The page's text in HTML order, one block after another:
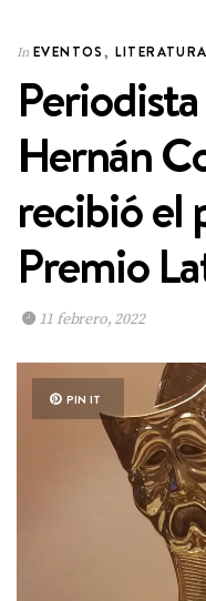
In EVENTOS, LITERATURA
Hernán
recibió el
Premio
11 febrero, 2022
PIN IT